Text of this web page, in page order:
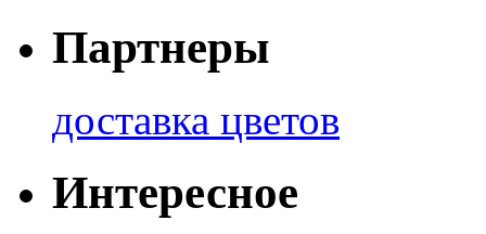
Партнеры
доставка цветов
Интересное